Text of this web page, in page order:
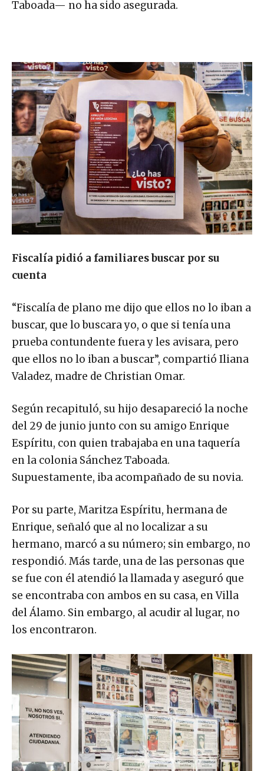
Taboada— no ha sido asegurada.
Fiscalía pidió a familiares buscar por su
cuenta
“Fiscalía de plano me dijo que ellos no lo iban a
buscar, que lo buscara yo, o que si tenía una
prueba contundente fuera y les avisara, pero
que ellos no lo iban a buscar”, compartió Iliana
Valadez, madre de Christian Omar.
Según recapituló, su hijo desapareció la noche
del 29 de junio junto con su amigo Enrique
Espíritu, con quien trabajaba en una taquería
en la colonia Sánchez Taboada.
Supuestamente, iba acompañado de su novia.
Por su parte, Maritza Espíritu, hermana de
Enrique, señaló que al no localizar a su
hermano, marcó a su número; sin embargo, no
respondió. Más tarde, una de las personas que
se fue con él atendió la llamada y aseguró que
se encontraba con ambos en su casa, en Villa
del Álamo. Sin embargo, al acudir al lugar, no
los encontraron.